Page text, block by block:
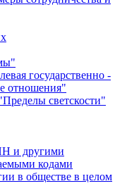
государственно -
отношения"
светскости"
и другими
кодами
в обществе в целом